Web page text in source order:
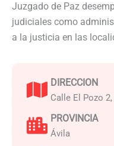
Juzgado de Paz
judiciales como
a la justicia en las
DIRECCION
Calle El Pozo
PROVINCIA
Ávila